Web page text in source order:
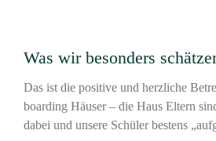
Was wir besonders
Das ist die positive und herzliche
boarding Häuser – die Haus Eltern
dabei und unsere Schüler bestens